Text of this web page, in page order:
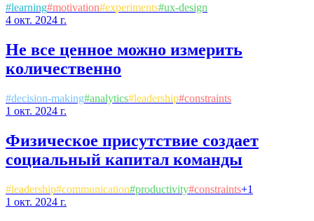
#learning#motivation#experiments#ux-design
4 окт. 2024 г.
Не все ценное можно измерить
количественно
#decision-making#analytics#leadership#constraints
1 окт. 2024 г.
Физическое присутствие создает
социальный капитал команды
#leadership#communication#productivity#constraints+1
1 окт. 2024 г.